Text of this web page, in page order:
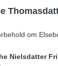
om
Nielsdatter